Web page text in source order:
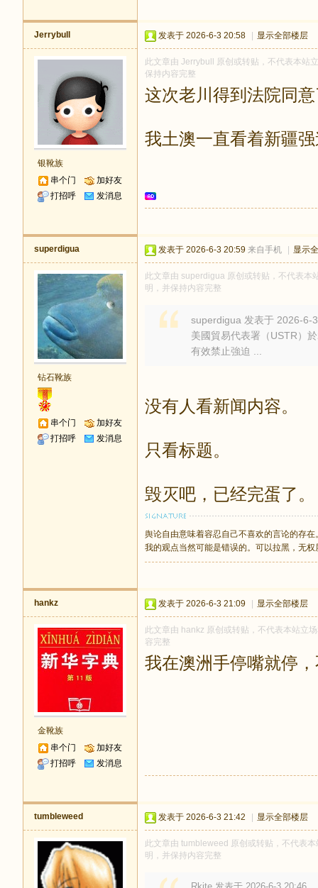
Jerrybull
银靴族
串个门
加好友
打招呼
发消息
发表于 2026-6-3 20:58 显示全部楼层
此文章由 Jerrybull 原创或转贴，不代表本站
保持内容完整
这次老川得到法院同
我土澳一直看着新疆
superdigua
钻石靴族
串个门
加好友
打招呼
发消息
发表于 2026-6-3 20:59 来自手机 显示
此文章由 superdigua 原创或转贴，不代表本
明，并保持内容完整
superdigua 发表于 2026-6-
美國貿易代表署（USTR）
有效禁止強迫 ...
没有人看新闻内容。
只看标题。
毁灭吧，已经完蛋了。
舆论自由意味着容忍自己不喜欢的言论的存在
我的观点当然可能是错误的。可以拉黑，无权
hankz
金靴族
串个门
加好友
打招呼
发消息
发表于 2026-6-3 21:09 显示全部楼层
此文章由 hankz 原创或转贴，不代表本站立
容完整
我在澳洲手停嘴就停
tumbleweed 发表于 2026-6-3 21:42 显示全部楼层
此文章由 tumbleweed 原创或转贴，不代表
明，并保持内容完整